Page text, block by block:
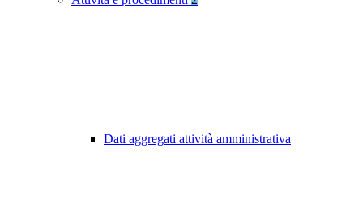
Dati aggregati attività amministrativa